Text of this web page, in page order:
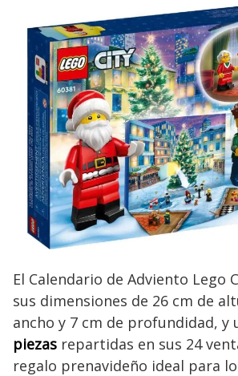
El Calendario de Adviento Lego
sus dimensiones de 26 cm de
ancho y 7 cm de profundidad, y
piezas repartidas en sus 24
regalo prenavideño ideal para